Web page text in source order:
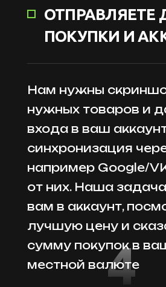
ОТПРАВЛЯЕТЕ
ПОКУПКИ И
Нам нужны
нужных товаров и
входа в ваш
синхронизация
например Google/
от них. Наша
вам в аккаунт,
лучшую цену и
сумму покупок в
местной валюте
4